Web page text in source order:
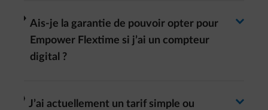
Ais-je la garantie de pouvoir opter pour
Empower Flextime si j’ai un compteur
digital ?
arrow-right
J’ai actuellement un tarif simple ou
arrow-right